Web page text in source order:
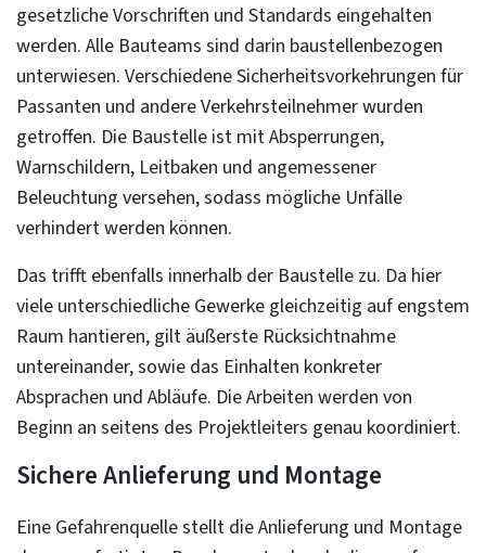
gesetzliche Vorschriften und Standards eingehalten
werden. Alle Bauteams sind darin baustellenbezogen
unterwiesen. Verschiedene Sicherheitsvorkehrungen für
Passanten und andere Verkehrsteilnehmer wurden
getroffen. Die Baustelle ist mit Absperrungen,
Warnschildern, Leitbaken und angemessener
Beleuchtung versehen, sodass mögliche Unfälle
verhindert werden können.
Das trifft ebenfalls innerhalb der Baustelle zu. Da hier
viele unterschiedliche Gewerke gleichzeitig auf engstem
Raum hantieren, gilt äußerste Rücksichtnahme
untereinander, sowie das Einhalten konkreter
Absprachen und Abläufe. Die Arbeiten werden von
Beginn an seitens des Projektleiters genau koordiniert.
Sichere Anlieferung und Montage
Eine Gefahrenquelle stellt die Anlieferung und Montage